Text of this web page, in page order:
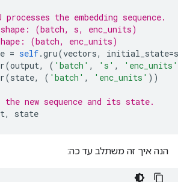
processes the embedding sequence.
(batch, s, enc_units)
(batch, enc_units)
= self.gru(vectors, initial_state=
(output, ( 'batch' , 's' ,
'enc_units'
(state, ( 'batch' , 'enc_units' ))
new sequence and its state.
, state
הנה איך זה משתלב עד כה: